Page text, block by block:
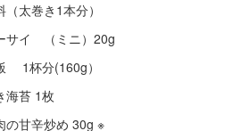
（太巻き1本分）
サイ （ミニ）20g
1杯分(160g）
海苔 1枚
の甘辛炒め 30g ※